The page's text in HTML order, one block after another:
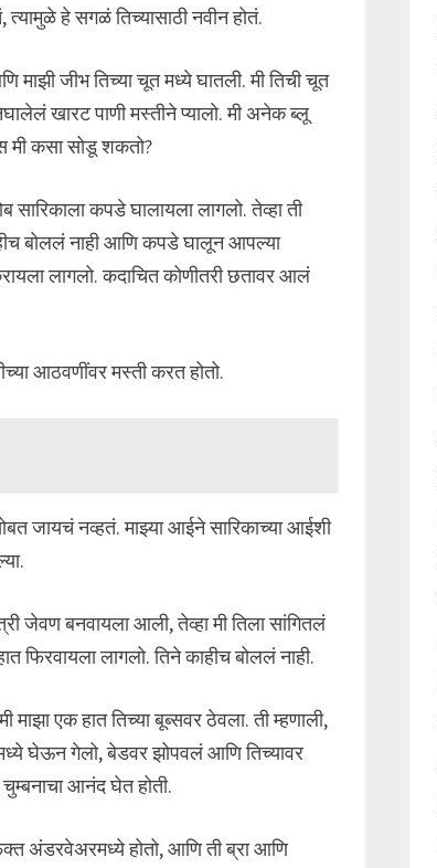
हे सगळं तिच्यासाठी नवीन होतं.
माझी जीभ तिच्या चूत मध्ये घातली. मी तिची चूत
खारट पाणी मस्तीने प्यालो. मी अनेक ब्लू
मी कसा सोडू शकतो?
कपडे घालायला लागलो. तेव्हा ती
बोललं नाही आणि कपडे घालून आपल्या
लागलो. कदाचित कोणीतरी छतावर आलं
आठवणींवर मस्ती करत होतो.
जायचं नव्हतं. माझ्या आईने सारिकाच्या आईशी
जेवण बनवायला आली, तेव्हा मी तिला सांगितलं
फिरवायला लागलो. तिने काहीच बोललं नाही.
एक हात तिच्या बूब्सवर ठेवला. ती म्हणाली,
घेऊन गेलो, बेडवर झोपवलं आणि तिच्यावर
चुम्बनाचा आनंद घेत होती.
अंडरवेअरमध्ये होतो, आणि ती ब्रा आणि